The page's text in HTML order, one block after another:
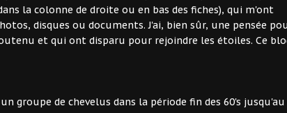
la colonne de droite ou en bas des fiches), qui m'ont
disques ou documents. J'ai, bien sûr, une pensée
et qui ont disparu pour rejoindre les étoiles. Ce
groupe de chevelus dans la période fin des 60's